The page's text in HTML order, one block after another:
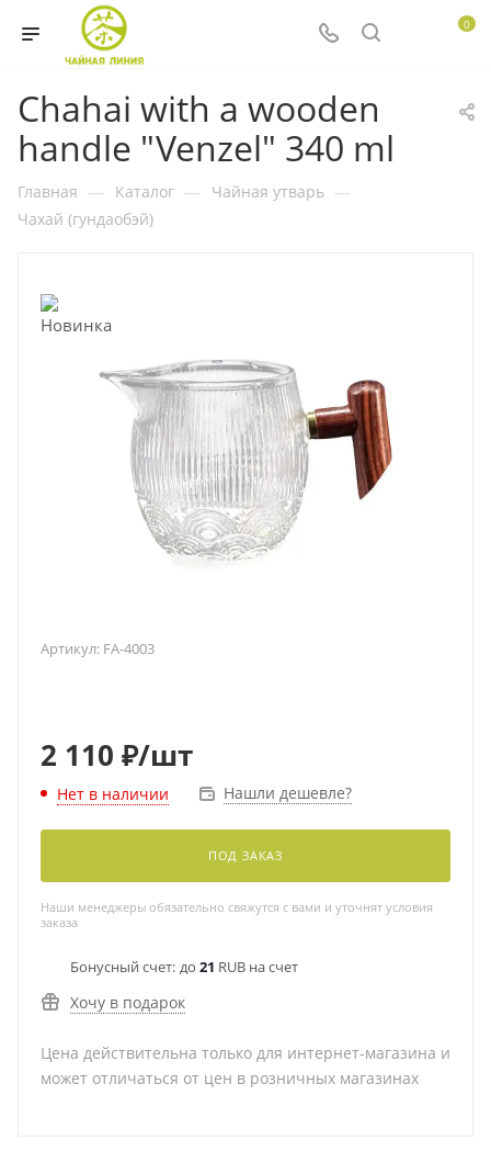
0
Chahai with a wooden
handle "Venzel" 340 ml
Главная — Каталог — Чайная утварь —
Чахай (гундаобэй)
Артикул: FA-4003
2 110 ₽/шт
Нет в наличии Нашли дешевле?
ПОД ЗАКАЗ
Наши менеджеры обязательно свяжутся с вами и уточнят условия
заказа
Бонусный счет: до 21 RUB на счет
Хочу в подарок
Цена действительна только для интернет-магазина и
может отличаться от цен в розничных магазинах